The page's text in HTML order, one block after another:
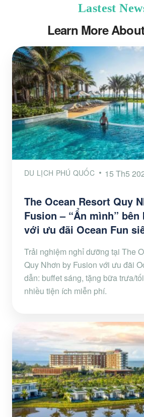
Lastest
Learn More
DU LỊCH PHÚ QUỐC 15 Th5
The Ocean Resort Quy
Fusion – “Ẩn mình” bên
với ưu đãi Ocean Fun
Trải nghiệm nghỉ dưỡng tại The
Quy Nhơn by Fusion với ưu đãi
dẫn: buffet sáng, tặng bữa trưa/
nhiều tiện ích miễn phí.